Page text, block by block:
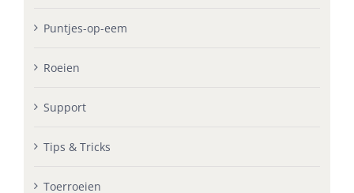
Puntjes-op-eem
Roeien
Support
Tips & Tricks
Toerroeien